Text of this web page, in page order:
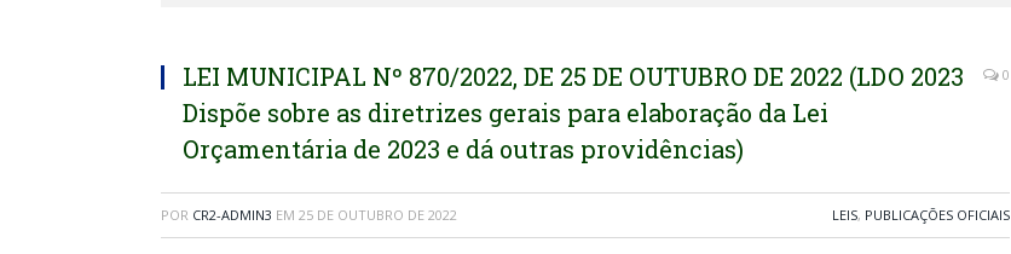
LEI MUNICIPAL Nº 870/2022, DE 25 DE OUTUBRO DE 2022 (LDO 2023
Dispõe sobre as diretrizes gerais para elaboração da Lei
Orçamentária de 2023 e dá outras providências)
0
POR CR2-ADMIN3 EM 25 DE OUTUBRO DE 2022 LEIS, PUBLICAÇÕES OFICIAIS